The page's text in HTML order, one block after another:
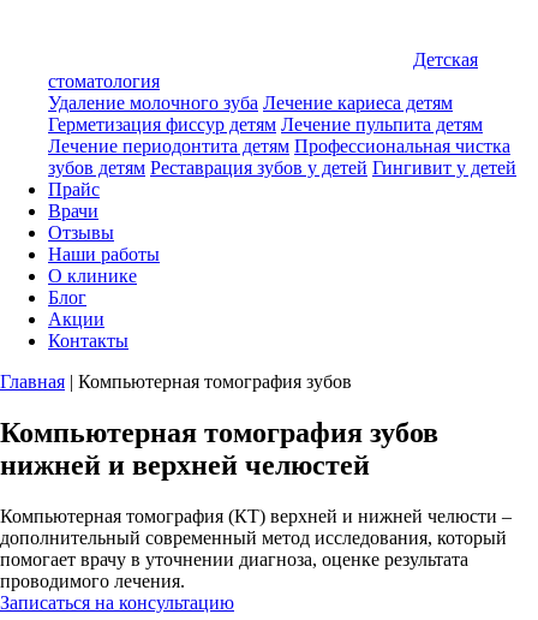
Детская
стоматология
Удаление молочного зуба Лечение кариеса детям
Герметизация фиссур детям Лечение пульпита детям
Лечение периодонтита детям Профессиональная чистка
зубов детям Реставрация зубов у детей Гингивит у детей
Прайс
Врачи
Отзывы
Наши работы
О клинике
Блог
Акции
Контакты
Главная | Компьютерная томография зубов
Компьютерная томография зубов
нижней и верхней челюстей
Компьютерная томография (КТ) верхней и нижней челюсти –
дополнительный современный метод исследования, который
помогает врачу в уточнении диагноза, оценке результата
проводимого лечения.
Записаться на консультацию